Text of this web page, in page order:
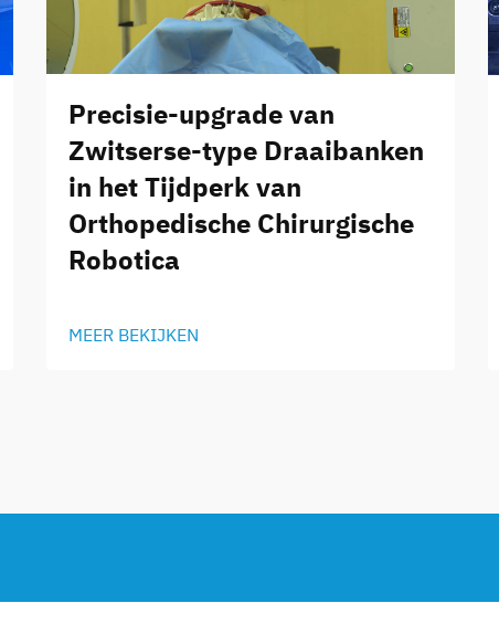
Precisie-upgrade van
Zwitserse-type Draaibanken
in het Tijdperk van
Orthopedische Chirurgische
Robotica
MEER BEKIJKEN